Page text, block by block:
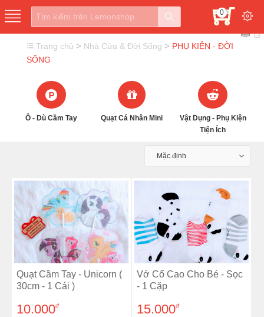
0
Trang chủ > Nhà Cửa & Đời Sống > PHỤ KIỆN - ĐỜI
SỐNG
Ô - Dù Cầm Tay Quạt Cá Nhân Mini
Vật Dụng - Phụ Kiện
Tiện Ích
Mặc định
Quạt Cầm Tay - Unicorn (
30cm - 1 Cái )
10.000đ
Vớ Cổ Cao Cho Bé - Sọc
- 1 Cặp
15.000đ